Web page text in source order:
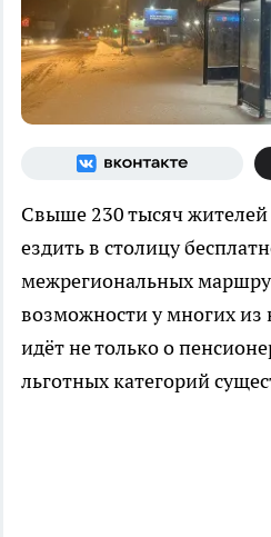
Свыше 230 тысяч жителей
ездить в столицу
межрегиональных
возможности у многих из
идёт не только о
льготных категорий